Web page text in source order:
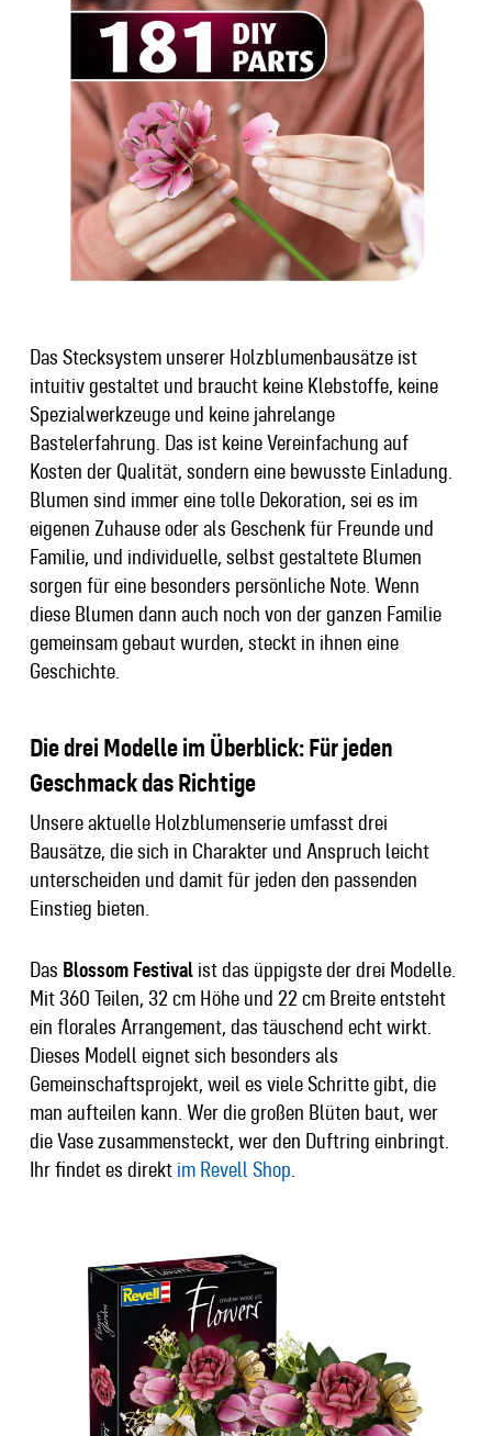
Das Stecksystem unserer Holzblumenbausätze ist
intuitiv gestaltet und braucht keine Klebstoffe, keine
Spezialwerkzeuge und keine jahrelange
Bastelerfahrung. Das ist keine Vereinfachung auf
Kosten der Qualität, sondern eine bewusste Einladung.
Blumen sind immer eine tolle Dekoration, sei es im
eigenen Zuhause oder als Geschenk für Freunde und
Familie, und individuelle, selbst gestaltete Blumen
sorgen für eine besonders persönliche Note. Wenn
diese Blumen dann auch noch von der ganzen Familie
gemeinsam gebaut wurden, steckt in ihnen eine
Geschichte.
Die drei Modelle im Überblick: Für jeden
Geschmack das Richtige
Unsere aktuelle Holzblumenserie umfasst drei
Bausätze, die sich in Charakter und Anspruch leicht
unterscheiden und damit für jeden den passenden
Einstieg bieten.
Das Blossom Festivalist das üppigste der drei Modelle.
Mit 360 Teilen, 32 cm Höhe und 22 cm Breite entsteht
ein florales Arrangement, das täuschend echt wirkt.
Dieses Modell eignet sich besonders als
Gemeinschaftsprojekt, weil es viele Schritte gibt, die
man aufteilen kann. Wer die großen Blüten baut, wer
die Vase zusammensteckt, wer den Duftring einbringt.
Ihr findet es direkt im Revell Shop.